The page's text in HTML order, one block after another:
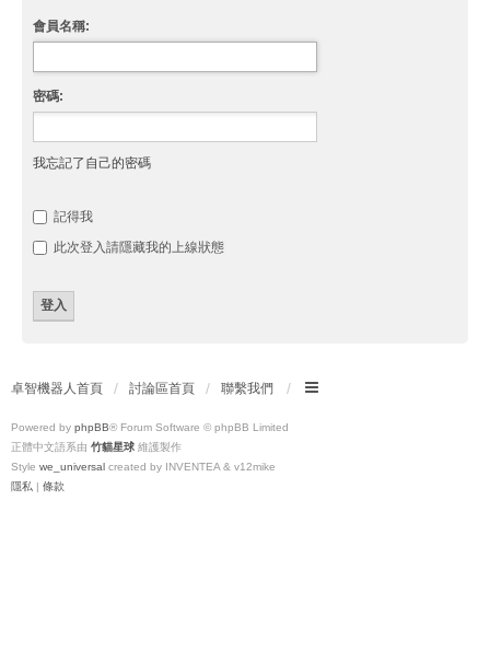
會員名稱:
密碼:
我忘記了自己的密碼
記得我
此次登入請隱藏我的上線狀態
卓智機器人首頁 討論區首頁 聯繫我們
Powered by phpBB® Forum Software © phpBB Limited
正體中文語系由 竹貓星球 維護製作
Style we_universal created by INVENTEA & v12mike
隱私 | 條款